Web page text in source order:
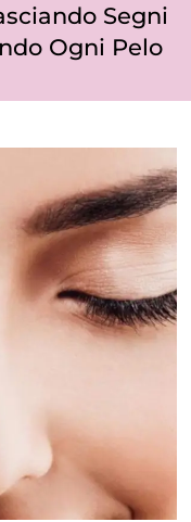
Segni
Ogni Pelo